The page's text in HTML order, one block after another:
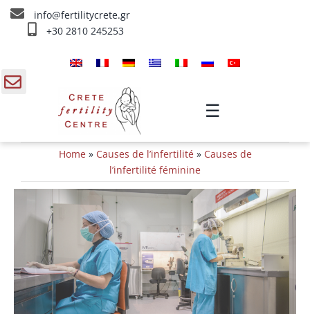
Skip
info@fertilitycrete.gr
+30 2810 245253
☰
À propos de nous
Fecondation traitements
Rajeunissement et Fertilité
IV traitements
Info
Contact
Home» Causes de l’infertilité» Causes de
l’infertilité féminine